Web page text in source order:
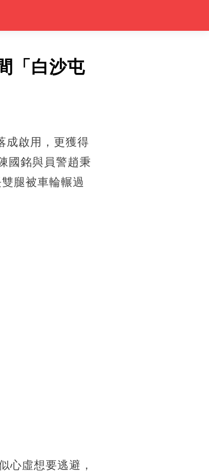
「白沙屯
成啟用，更獲得
國銘與員警趙秉
腿被車輪輾過
心虛想要逃避，